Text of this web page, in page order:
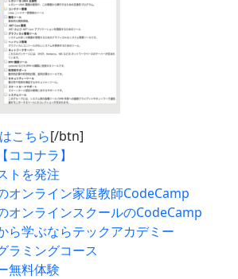
こちら[/btn]
コナラ】
トを発注
オンライン家庭教師CodeCamp
オンラインスクールのCodeCamp
ら学ぶならテックアカデミー
ラミングコース
無料体験